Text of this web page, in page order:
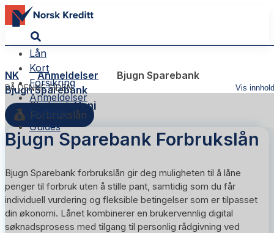
Lån
Kort
Forsikring
Anmeldelser
Nyheter
Guides
NK Anmeldelser Bjugn Sparebank
PÅ DENNE SIDEN Vis innhold
Bjugn Sparebank
Skribent:Hani
Forbrukslån
Bjugn Sparebank Forbrukslån
Bjugn Sparebank forbrukslån gir deg muligheten til å låne
penger til forbruk uten å stille pant, samtidig som du får
individuell vurdering og fleksible betingelser som er tilpasset
din økonomi. Lånet kombinerer en brukervennlig digital
søknadsprosess med tilgang til personlig rådgivning ved